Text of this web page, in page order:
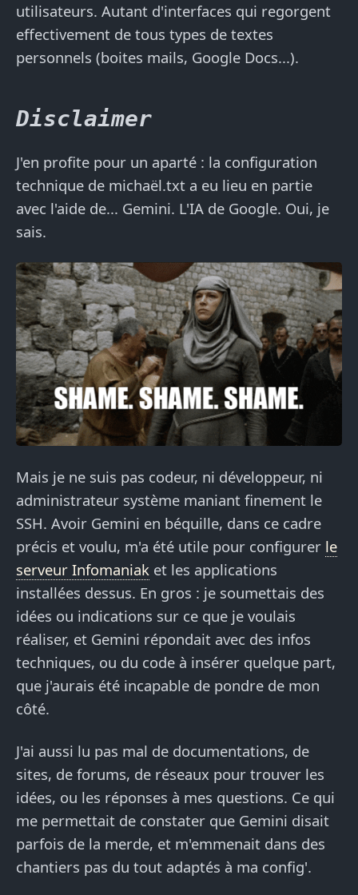
utilisateurs. Autant d'interfaces qui regorgent
effectivement de tous types de textes
personnels (boites mails, Google Docs...).
Disclaimer
J'en profite pour un aparté : la configuration
technique de michaël.txt a eu lieu en partie
avec l'aide de... Gemini. L'IA de Google. Oui, je
sais.
Mais je ne suis pas codeur, ni développeur, ni
administrateur système maniant finement le
SSH. Avoir Gemini en béquille, dans ce cadre
précis et voulu, m'a été utile pour configurer le
serveur Infomaniak et les applications
installées dessus. En gros : je soumettais des
idées ou indications sur ce que je voulais
réaliser, et Gemini répondait avec des infos
techniques, ou du code à insérer quelque part,
que j'aurais été incapable de pondre de mon
côté.
J'ai aussi lu pas mal de documentations, de
sites, de forums, de réseaux pour trouver les
idées, ou les réponses à mes questions. Ce qui
me permettait de constater que Gemini disait
parfois de la merde, et m'emmenait dans des
chantiers pas du tout adaptés à ma config'.